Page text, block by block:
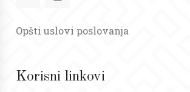
Opšti uslovi poslovanja
Korisni linkovi